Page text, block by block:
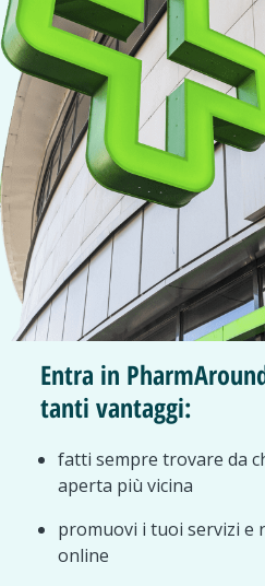
Entra in
tanti vantaggi:
fatti sempre trovare da
aperta più vicina
promuovi i tuoi servizi e
online